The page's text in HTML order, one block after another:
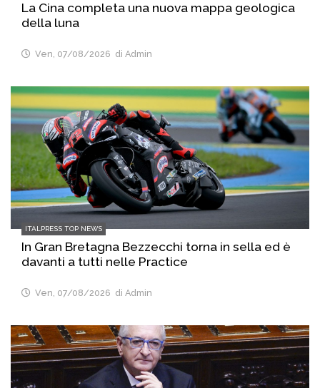
La Cina completa una nuova mappa geologica
della luna
Ven, 07/08/2026 di Admin
ITALPRESS TOP NEWS
In Gran Bretagna Bezzecchi torna in sella ed è
davanti a tutti nelle Practice
Ven, 07/08/2026 di Admin